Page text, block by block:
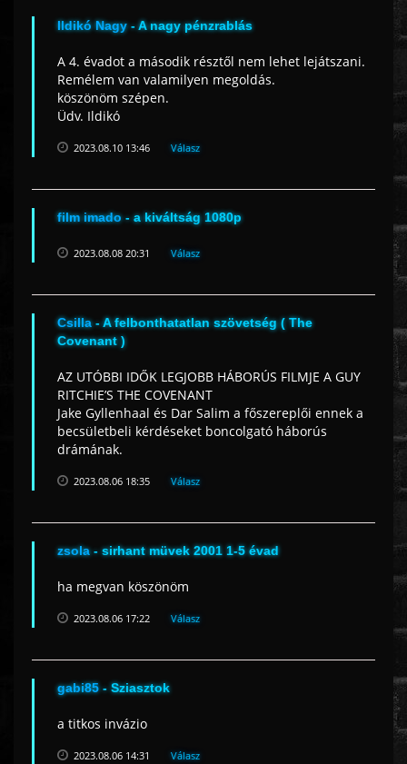
Ildikó Nagy- A nagy pénzrablás
A 4. évadot a második résztől nem lehet lejátszani.
Remélem van valamilyen megoldás.
köszönöm szépen.
Üdv. Ildikó
2023.08.10 13:46 Válasz
film imado- a kiváltság 1080p
2023.08.08 20:31 Válasz
Csilla- A felbonthatatlan szövetség ( The
Covenant )
AZ UTÓBBI IDŐK LEGJOBB HÁBORÚS FILMJE A GUY
RITCHIE’S THE COVENANT
Jake Gyllenhaal és Dar Salim a főszereplői ennek a
becsületbeli kérdéseket boncolgató háborús
drámának.
2023.08.06 18:35 Válasz
zsola- sirhant müvek 2001 1-5 évad
ha megvan köszönöm
2023.08.06 17:22 Válasz
gabi85- Sziasztok
a titkos invázio
2023.08.06 14:31 Válasz